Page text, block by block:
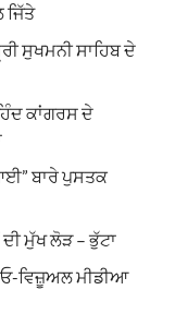
ਜਿੱਤੇ
ਸੁਖਮਨੀ ਸਾਹਿਬ ਦੇ
ਕਾਂਗਰਸ ਦੇ
ਬਾਰੇ ਪੁਸਤਕ
ਮੁੱਖ ਲੋੜ – ਭੁੱਟਾ
ਵਿਜ਼ੂਅਲ ਮੀਡੀਆ